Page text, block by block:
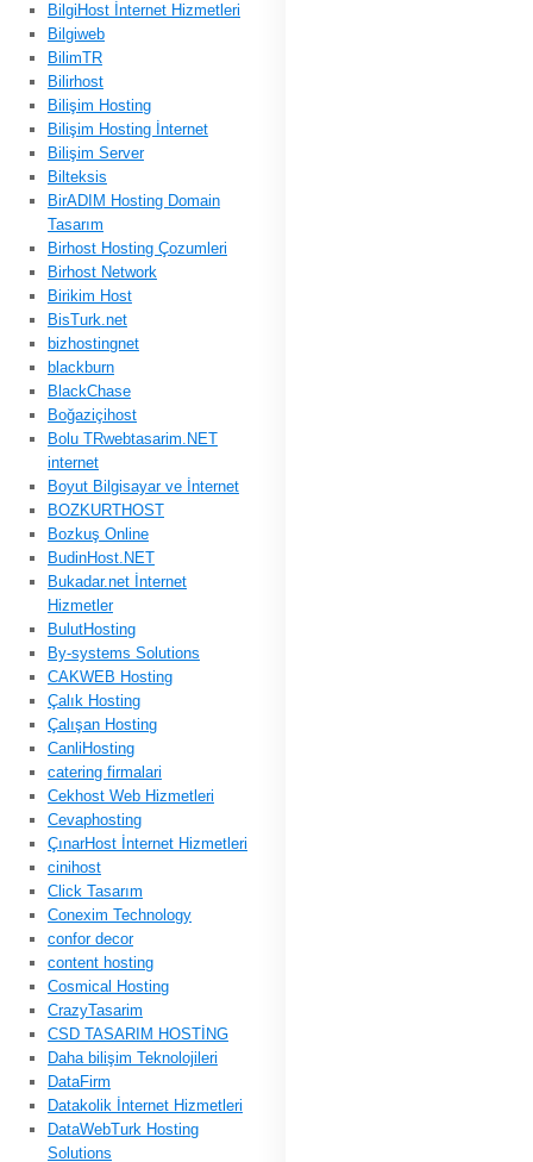
BilgiHost İnternet Hizmetleri
Bilgiweb
BilimTR
Bilirhost
Bilişim Hosting
Bilişim Hosting İnternet
Bilişim Server
Bilteksis
BirADIM Hosting Domain
Tasarım
Birhost Hosting Çozumleri
Birhost Network
Birikim Host
BisTurk.net
bizhostingnet
blackburn
BlackChase
Boğaziçihost
Bolu TRwebtasarim.NET
internet
Boyut Bilgisayar ve İnternet
BOZKURTHOST
Bozkuş Online
BudinHost.NET
Bukadar.net İnternet
Hizmetler
BulutHosting
By-systems Solutions
CAKWEB Hosting
Çalık Hosting
Çalışan Hosting
CanliHosting
catering firmalari
Cekhost Web Hizmetleri
Cevaphosting
ÇınarHost İnternet Hizmetleri
cinihost
Click Tasarım
Conexim Technology
confor decor
content hosting
Cosmical Hosting
CrazyTasarim
CSD TASARIM HOSTİNG
Daha bilişim Teknolojileri
DataFirm
Datakolik İnternet Hizmetleri
DataWebTurk Hosting
Solutions